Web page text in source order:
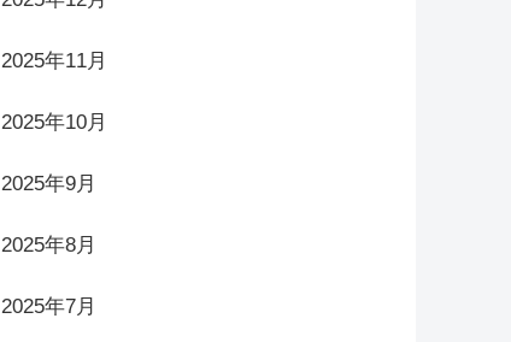
2025年11月
2025年10月
2025年9月
2025年8月
2025年7月